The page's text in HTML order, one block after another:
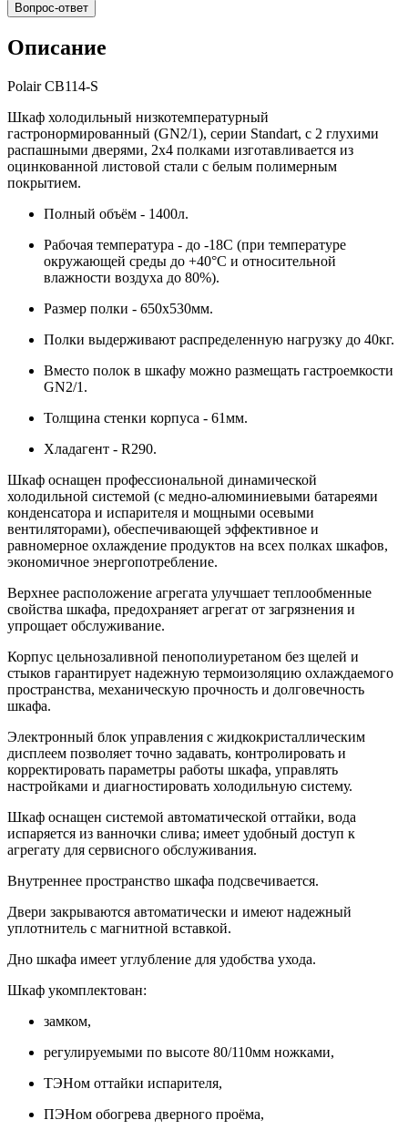
Вопрос-ответ
Описание
Polair CB114-S
Шкаф холодильный низкотемпературный
гастронормированный (GN2/1), серии Standart, с 2 глухими
распашными дверями, 2х4 полками изготавливается из
оцинкованной листовой стали с белым полимерным
покрытием.
Полный объём - 1400л.
Рабочая температура - до -18С (при температуре
окружающей среды до +40°С и относительной
влажности воздуха до 80%).
Размер полки - 650х530мм.
Полки выдерживают распределенную нагрузку до 40кг.
Вместо полок в шкафу можно размещать гастроемкости
GN2/1.
Толщина стенки корпуса - 61мм.
Хладагент - R290.
Шкаф оснащен профессиональной динамической
холодильной системой (с медно-алюминиевыми батареями
конденсатора и испарителя и мощными осевыми
вентиляторами), обеспечивающей эффективное и
равномерное охлаждение продуктов на всех полках шкафов,
экономичное энергопотребление.
Верхнее расположение агрегата улучшает теплообменные
свойства шкафа, предохраняет агрегат от загрязнения и
упрощает обслуживание.
Корпус цельнозаливной пенополиуретаном без щелей и
стыков гарантирует надежную термоизоляцию охлаждаемого
пространства, механическую прочность и долговечность
шкафа.
Электронный блок управления с жидкокристаллическим
дисплеем позволяет точно задавать, контролировать и
корректировать параметры работы шкафа, управлять
настройками и диагностировать холодильную систему.
Шкаф оснащен системой автоматической оттайки, вода
испаряется из ванночки слива; имеет удобный доступ к
агрегату для сервисного обслуживания.
Внутреннее пространство шкафа подсвечивается.
Двери закрываются автоматически и имеют надежный
уплотнитель с магнитной вставкой.
Дно шкафа имеет углубление для удобства ухода.
Шкаф укомплектован:
замком,
регулируемыми по высоте 80/110мм ножками,
ТЭНом оттайки испарителя,
ПЭНом обогрева дверного проёма,